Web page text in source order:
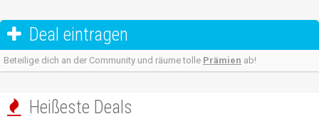
 Deal eintragen
Beteilige dich an der Community und räume tolle Prämien ab!
 Heißeste Deals